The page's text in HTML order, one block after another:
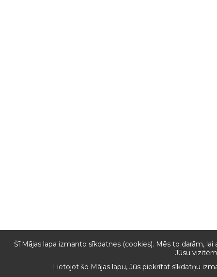
Šī Mājas lapa izmanto sīkdatnes (cookies). Mēs to darām,
Jūsu
Lietojot šo Mājas lapu, Jūs piekrītat sīkdatņu